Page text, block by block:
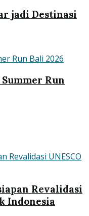
jadi Destinasi
Run
Revalidasi
Indonesia